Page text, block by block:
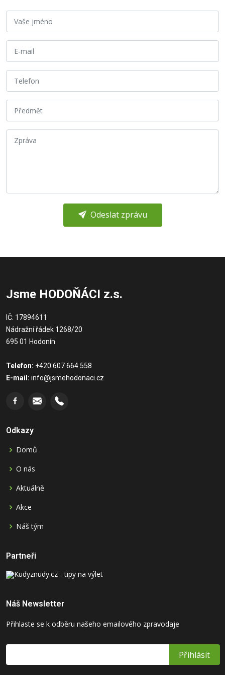
Odeslat zprávu
Jsme HODOŇÁCI z.s.
IČ: 17894611
Nádražní řádek 1268/20
695 01 Hodonín
Telefon: +420 607 664 558
E-mail: info@jsmehodonaci.cz
Odkazy
Domů
O nás
Aktuálně
Akce
Náš tým
Partneři
Náš Newsletter
Přihlaste se k odběru našeho emailového zpravodaje